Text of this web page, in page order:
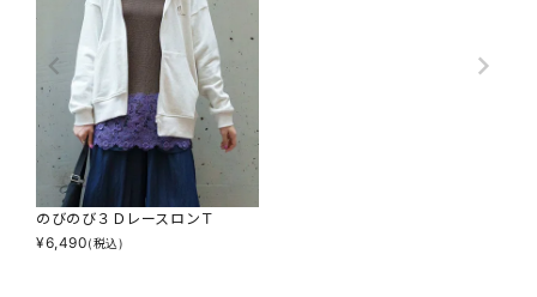
のびのび３ＤレースロンＴ
¥6,490(税込)